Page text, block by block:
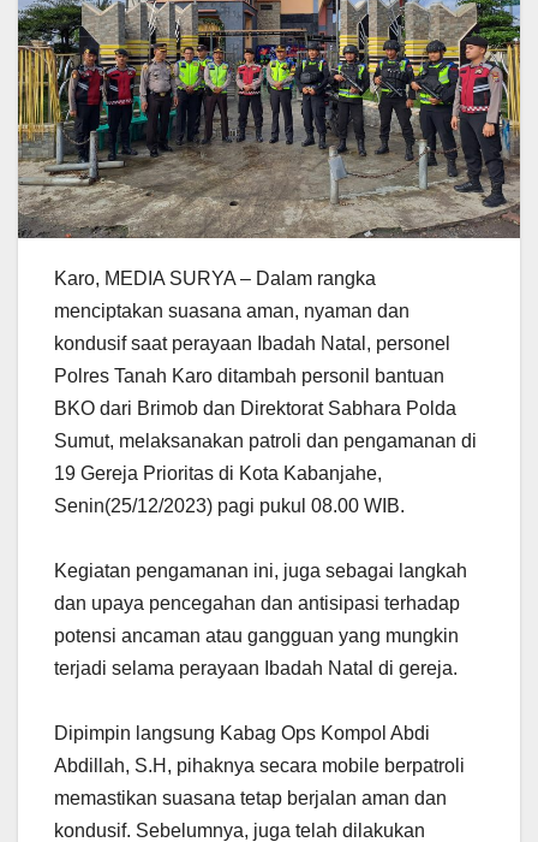
Karo, MEDIA SURYA – Dalam rangka
menciptakan suasana aman, nyaman dan
kondusif saat perayaan Ibadah Natal, personel
Polres Tanah Karo ditambah personil bantuan
BKO dari Brimob dan Direktorat Sabhara Polda
Sumut, melaksanakan patroli dan pengamanan di
19 Gereja Prioritas di Kota Kabanjahe,
Senin(25/12/2023) pagi pukul 08.00 WIB.
Kegiatan pengamanan ini, juga sebagai langkah
dan upaya pencegahan dan antisipasi terhadap
potensi ancaman atau gangguan yang mungkin
terjadi selama perayaan Ibadah Natal di gereja.
Dipimpin langsung Kabag Ops Kompol Abdi
Abdillah, S.H, pihaknya secara mobile berpatroli
memastikan suasana tetap berjalan aman dan
kondusif. Sebelumnya, juga telah dilakukan